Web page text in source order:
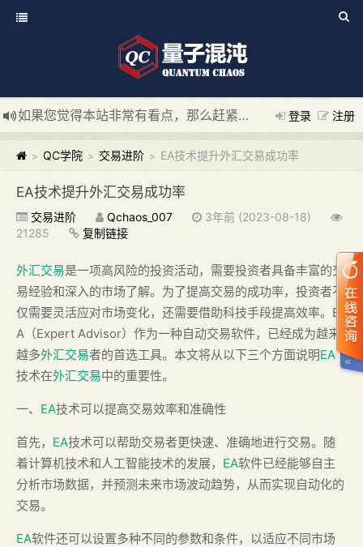
登录 注册
如果您觉得本站非常有看点，那么赶紧使用Ctrl+D 收藏我们吧
新添加量子混沌系统板块，欢迎大家访问！
---“量子混沌系
> QC学院 > 交易进阶 > EA技术提升外汇交易成功率
EA技术提升外汇交易成功率
交易进阶 Qchaos_007
3年前 (2023-08-18)
21285
复制链接
外汇交易是一项高风险的投资活动，需要投资者具备丰富的交
易经验和深入的市场了解。为了提高交易的成功率，投资者不
仅需要灵活应对市场变化，还需要借助科技手段提高效率。E
A（Expert Advisor）作为一种自动交易软件，已经成为越来
越多外汇交易者的首选工具。本文将从以下三个方面说明EA
技术在外汇交易中的重要性。
一、 EA技术可以提高交易效率和准确性
首先， EA技术可以帮助交易者更快速、准确地进行交易。随
着计算机技术和人工智能技术的发展， EA软件已经能够自主
分析市场数据，并预测未来市场波动趋势，从而实现自动化的
交易。
EA软件还可以设置多种不同的参数和条件，以适应不同市场